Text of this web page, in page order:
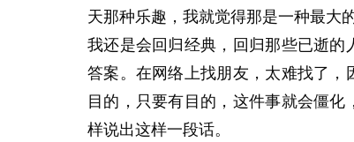
天那种乐趣，我就觉得那是一种最大
我还是会回归经典，回归那些已逝
答案。在网络上找朋友，太难找了
目的，只要有目的，这件事就会僵
样说出这样一段话。